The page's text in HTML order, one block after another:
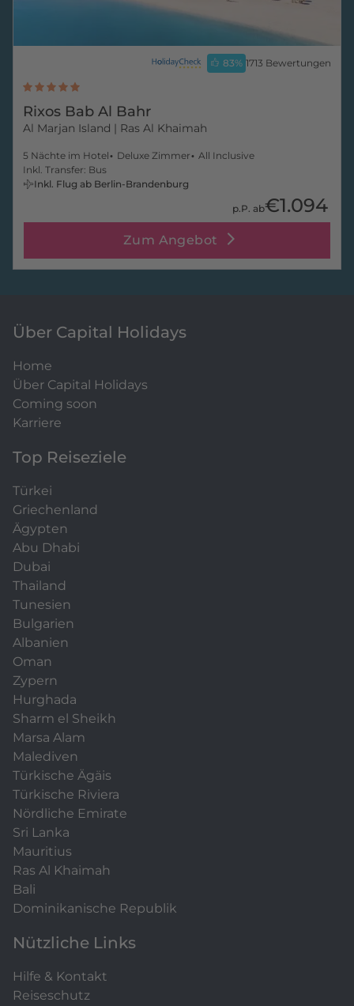
Rixos Bab Al Bahr
Al Marjan Island | Ras Al Khaimah
83% 1713 Bewertungen
5 Nächte im Hotel Deluxe Zimmer
All Inclusive
Inkl. Transfer: Bus
Inkl. Flug ab Berlin-Brandenburg
p.P. ab€1.094
Zum Angebot
Über Capital Holidays
Home
Über Capital Holidays
Coming soon
Karriere
Top Reiseziele
Türkei
Griechenland
Ägypten
Abu Dhabi
Dubai
Thailand
Tunesien
Bulgarien
Albanien
Oman
Zypern
Hurghada
Sharm el Sheikh
Marsa Alam
Malediven
Türkische Ägäis
Türkische Riviera
Nördliche Emirate
Sri Lanka
Mauritius
Ras Al Khaimah
Bali
Dominikanische Republik
Nützliche Links
Hilfe & Kontakt
Reiseschutz